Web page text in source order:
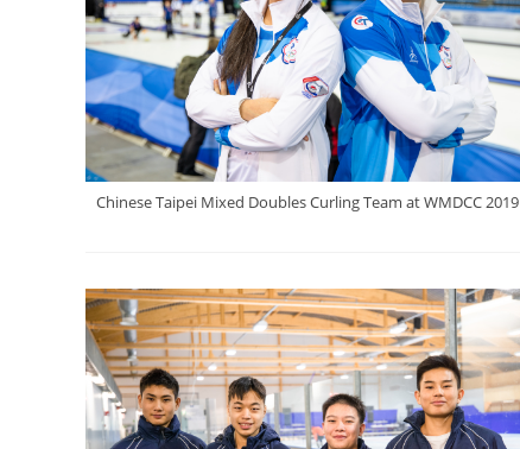
Chinese Taipei Mixed Doubles Curling Team at WMDCC 2019